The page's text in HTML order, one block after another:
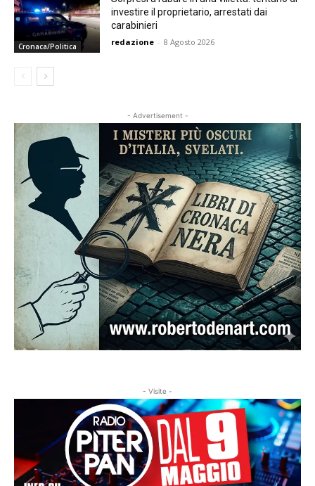
Cronaca/Politica
investire il proprietario, arrestati dai
carabinieri
redazione - 8 Agosto 2026
- Advertisement -
- Visite -